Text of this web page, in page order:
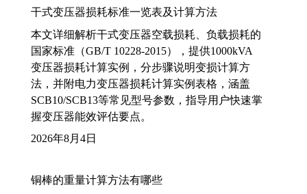
干式变压器损耗标准一览表及计算方法
本文详细解析干式变压器空载损耗、负载损耗的
国家标准（GB/T 10228-2015），提供1000kVA
变压器损耗计算实例，分步骤说明变损计算方
法，并附电力变压器损耗计算实例表格，涵盖
SCB10/SCB13等常见型号参数，指导用户快速掌
握变压器能效评估要点。
2026年8月4日
铜棒的重量计算方法有哪些